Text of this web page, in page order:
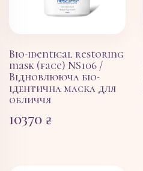
Bio-identical restoring
mask (face) NS106 /
Відновлююча біо-
ідентична маска для
обличчя
10370 ₴